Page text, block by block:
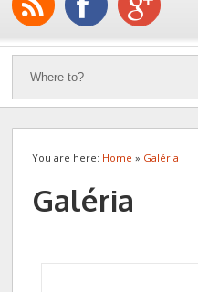
You are here: Home » Galéria
Galéria